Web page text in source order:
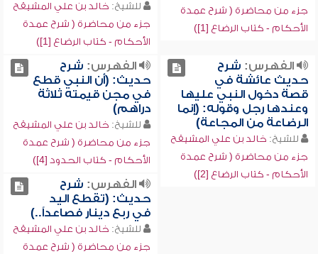
جزء من محاضرة ( شرح عمدة
الأحكام - كتاب الرضاع [1])
للشيخ: خالد بن علي المشيقح
جزء من محاضرة ( شرح عمدة
الأحكام - كتاب الرضاع [1])
الفهرس: شرح
حديث عائشة في
قصة دخول النبي عليها
وعندها رجل وقوله: (إنما
الرضاعة من المجاعة)
للشيخ: خالد بن علي المشيقح
جزء من محاضرة ( شرح عمدة
الأحكام - كتاب الرضاع [2])
الفهرس: شرح
حديث: (أن النبي قطع
في مجن قيمته ثلاثة
دراهم)
للشيخ: خالد بن علي المشيقح
جزء من محاضرة ( شرح عمدة
الأحكام - كتاب الحدود [4])
الفهرس: شرح
حديث: (تقطع اليد
في ربع دينار فصاعداً..)
للشيخ: خالد بن علي المشيقح
جزء من محاضرة ( شرح عمدة